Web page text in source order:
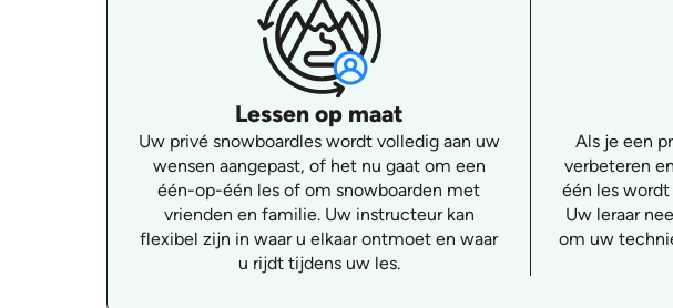
Lessen op maat
Uw privé snowboardles wordt volledig aan uw
wensen aangepast, of het nu gaat om een
één-op-één les of om snowboarden met
vrienden en familie. Uw instructeur kan
flexibel zijn in waar u elkaar ontmoet en waar
u rijdt tijdens uw les.
Als je een
verbeteren
één les
Uw leraar
om uw